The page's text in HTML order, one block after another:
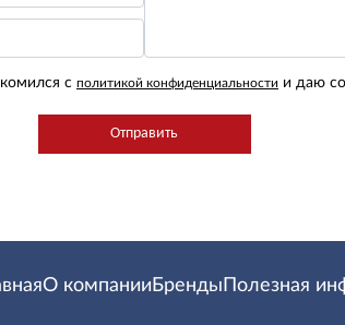
с политикой конфиденциальности и даю
О компании Бренды Полезная